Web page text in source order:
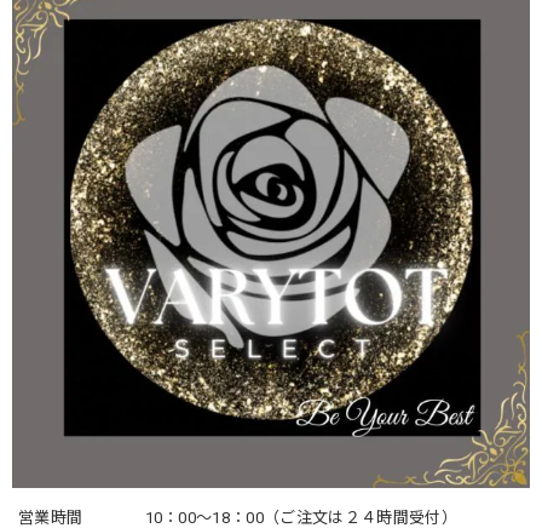
営業時間
10：00〜18：00（ご注文は２４時間受付）